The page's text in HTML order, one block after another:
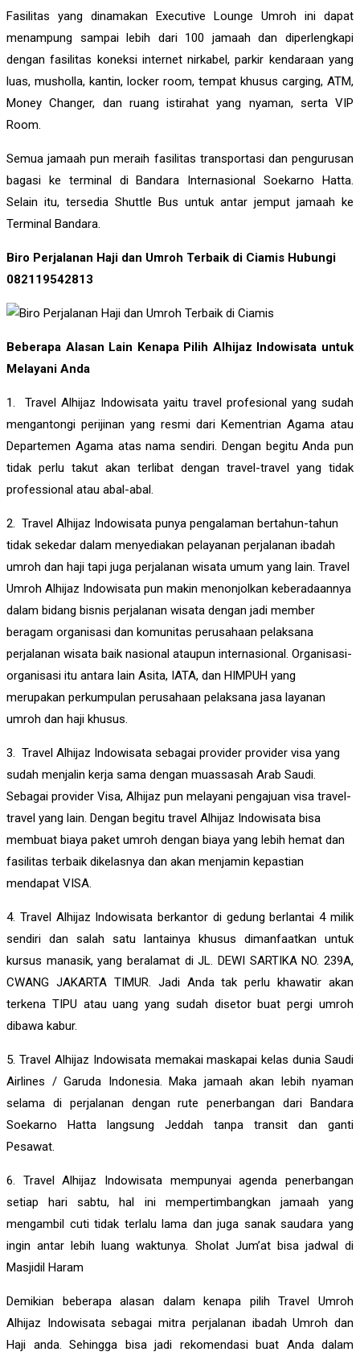
Fasilitas yang dinamakan Executive Lounge Umroh ini dapat
menampung sampai lebih dari 100 jamaah dan diperlengkapi
dengan fasilitas koneksi internet nirkabel, parkir kendaraan yang
luas, musholla, kantin, locker room, tempat khusus carging, ATM,
Money Changer, dan ruang istirahat yang nyaman, serta VIP
Room.
Semua jamaah pun meraih fasilitas transportasi dan pengurusan
bagasi ke terminal di Bandara Internasional Soekarno Hatta.
Selain itu, tersedia Shuttle Bus untuk antar jemput jamaah ke
Terminal Bandara.
Biro Perjalanan Haji dan Umroh Terbaik di Ciamis Hubungi
082119542813
Beberapa Alasan Lain Kenapa Pilih Alhijaz Indowisata untuk
Melayani Anda
1. Travel Alhijaz Indowisata yaitu travel profesional yang sudah
mengantongi perijinan yang resmi dari Kementrian Agama atau
Departemen Agama atas nama sendiri. Dengan begitu Anda pun
tidak perlu takut akan terlibat dengan travel-travel yang tidak
professional atau abal-abal.
2. Travel Alhijaz Indowisata punya pengalaman bertahun-tahun
tidak sekedar dalam menyediakan pelayanan perjalanan ibadah
umroh dan haji tapi juga perjalanan wisata umum yang lain. Travel
Umroh Alhijaz Indowisata pun makin menonjolkan keberadaannya
dalam bidang bisnis perjalanan wisata dengan jadi member
beragam organisasi dan komunitas perusahaan pelaksana
perjalanan wisata baik nasional ataupun internasional. Organisasi-
organisasi itu antara lain Asita, IATA, dan HIMPUH yang
merupakan perkumpulan perusahaan pelaksana jasa layanan
umroh dan haji khusus.
3. Travel Alhijaz Indowisata sebagai provider provider visa yang
sudah menjalin kerja sama dengan muassasah Arab Saudi.
Sebagai provider Visa, Alhijaz pun melayani pengajuan visa travel-
travel yang lain. Dengan begitu travel Alhijaz Indowisata bisa
membuat biaya paket umroh dengan biaya yang lebih hemat dan
fasilitas terbaik dikelasnya dan akan menjamin kepastian
mendapat VISA.
4. Travel Alhijaz Indowisata berkantor di gedung berlantai 4 milik
sendiri dan salah satu lantainya khusus dimanfaatkan untuk
kursus manasik, yang beralamat di JL. DEWI SARTIKA NO. 239A,
CWANG JAKARTA TIMUR. Jadi Anda tak perlu khawatir akan
terkena TIPU atau uang yang sudah disetor buat pergi umroh
dibawa kabur.
5. Travel Alhijaz Indowisata memakai maskapai kelas dunia Saudi
Airlines / Garuda Indonesia. Maka jamaah akan lebih nyaman
selama di perjalanan dengan rute penerbangan dari Bandara
Soekarno Hatta langsung Jeddah tanpa transit dan ganti
Pesawat.
6. Travel Alhijaz Indowisata mempunyai agenda penerbangan
setiap hari sabtu, hal ini mempertimbangkan jamaah yang
mengambil cuti tidak terlalu lama dan juga sanak saudara yang
ingin antar lebih luang waktunya. Sholat Jum’at bisa jadwal di
Masjidil Haram
Demikian beberapa alasan dalam kenapa pilih Travel Umroh
Alhijaz Indowisata sebagai mitra perjalanan ibadah Umroh dan
Haji anda. Sehingga bisa jadi rekomendasi buat Anda dalam